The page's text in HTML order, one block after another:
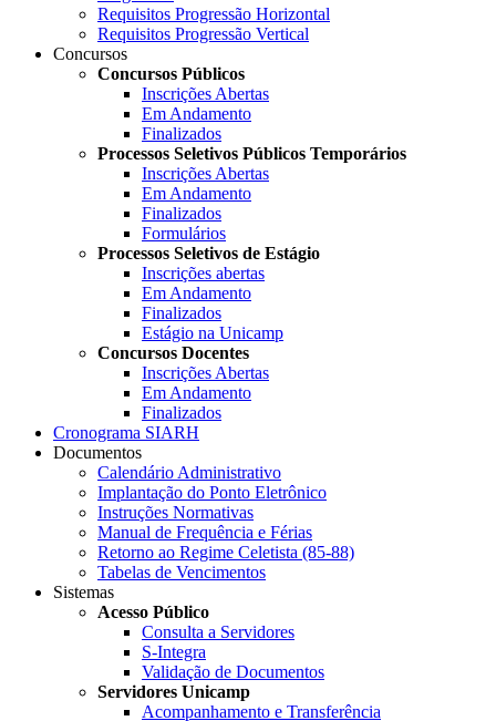
Requisitos Progressão Horizontal
Requisitos Progressão Vertical
Concursos
Concursos Públicos
Inscrições Abertas
Em Andamento
Finalizados
Processos Seletivos Públicos Temporários
Inscrições Abertas
Em Andamento
Finalizados
Formulários
Processos Seletivos de Estágio
Inscrições abertas
Em Andamento
Finalizados
Estágio na Unicamp
Concursos Docentes
Inscrições Abertas
Em Andamento
Finalizados
Cronograma SIARH
Documentos
Calendário Administrativo
Implantação do Ponto Eletrônico
Instruções Normativas
Manual de Frequência e Férias
Retorno ao Regime Celetista (85-88)
Tabelas de Vencimentos
Sistemas
Acesso Público
Consulta a Servidores
S-Integra
Validação de Documentos
Servidores Unicamp
Acompanhamento e Transferência